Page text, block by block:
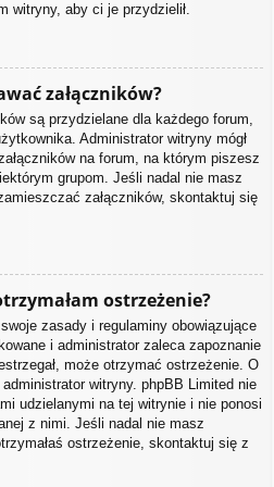
witryny, aby ci je przydzielił.
załączników?
są przydzielane dla każdego forum,
Administrator witryny mógł
na forum, na którym piszesz
grupom. Jeśli nadal nie masz
załączników, skontaktuj się
ostrzeżenie?
zasady i regulaminy obowiązujące
i administrator zaleca zapoznanie
może otrzymać ostrzeżenie. O
witryny. phpBB Limited nie
udzielanymi na tej witrynie i nie ponosi
z nimi. Jeśli nadal nie masz
ostrzeżenie, skontaktuj się z